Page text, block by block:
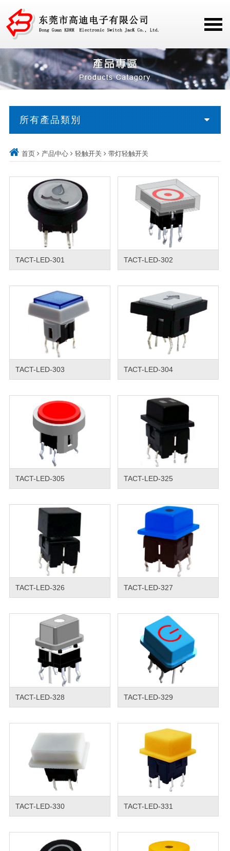
所有產品類別
首页 产品中心 轻触开关 带灯轻触开关
TACT-LED-301 TACT-LED-302
TACT-LED-303 TACT-LED-304
TACT-LED-305 TACT-LED-325
TACT-LED-326 TACT-LED-327
TACT-LED-328 TACT-LED-329
TACT-LED-330 TACT-LED-331